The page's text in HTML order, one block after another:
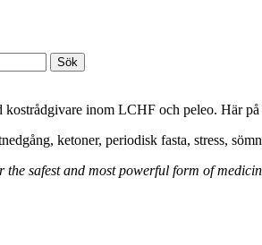
kostrådgivare inom LCHF och peleo. Här
ketoner, periodisk fasta, stress,
the safest and most powerful form of